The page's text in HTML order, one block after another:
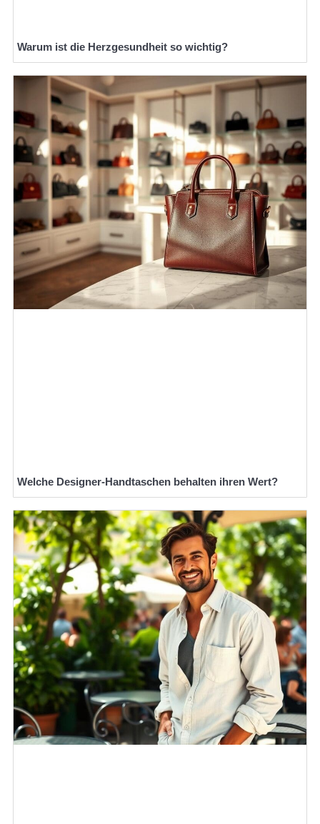
Warum ist die Herzgesundheit so wichtig?
Welche Designer-Handtaschen behalten ihren Wert?